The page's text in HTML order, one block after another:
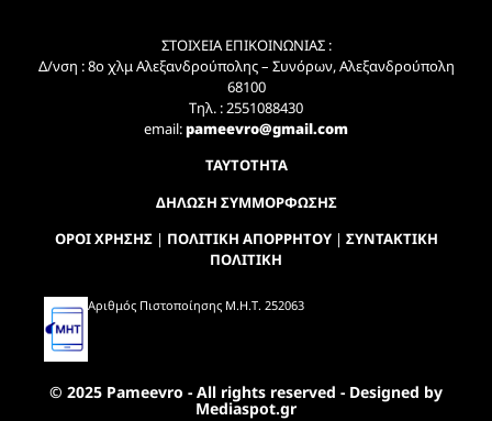
ΣΤΟΙΧΕΙΑ ΕΠΙΚΟΙΝΩΝΙΑΣ :
Δ/νση : 8ο χλμ Αλεξανδρούπολης – Συνόρων, Αλεξανδρούπολη
68100
Τηλ. : 2551088430
email:pameevro@gmail.com
ΤΑΥΤΟΤΗΤΑ
ΔΗΛΩΣΗ ΣΥΜΜΟΡΦΩΣΗΣ
ΟΡΟΙ ΧΡΗΣΗΣ| ΠΟΛΙΤΙΚΗ ΑΠΟΡΡΗΤΟΥ| ΣΥΝΤΑΚΤΙΚΗ
ΠΟΛΙΤΙΚΗ
Αριθμός Πιστοποίησης Μ.Η.Τ. 252063
© 2025 Pameevro - All rights reserved - Designed by
Mediaspot.gr